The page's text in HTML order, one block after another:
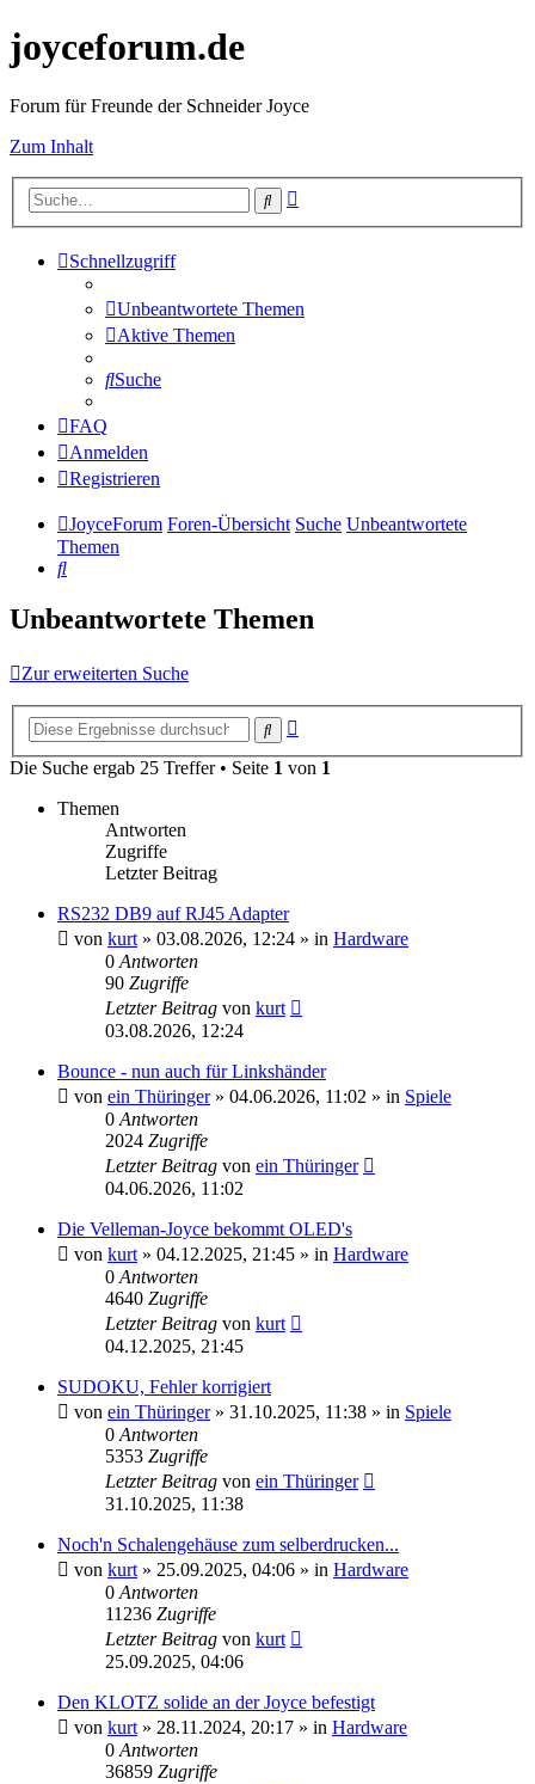
joyceforum.de
Forum für Freunde der Schneider Joyce
Zum Inhalt
Suche
Schnellzugriff
Unbeantwortete Themen
Aktive Themen
Suche
FAQ
Anmelden
Registrieren
JoyceForum Foren-Übersicht Suche Unbeantwortete
Themen
Suche
Unbeantwortete Themen
Zur erweiterten Suche
Suche
Die Suche ergab 25 Treffer • Seite 1 von 1
Themen
Antworten
Zugriffe
Letzter Beitrag
RS232 DB9 auf RJ45 Adapter
von kurt » 03.08.2026, 12:24 » in Hardware
0 Antworten
90 Zugriffe
Letzter Beitrag von kurt
03.08.2026, 12:24
Bounce - nun auch für Linkshänder
von ein Thüringer» 04.06.2026, 11:02 » in Spiele
0 Antworten
2024 Zugriffe
Letzter Beitrag von ein Thüringer
04.06.2026, 11:02
Die Velleman-Joyce bekommt OLED's
von kurt » 04.12.2025, 21:45 » in Hardware
0 Antworten
4640 Zugriffe
Letzter Beitrag von kurt
04.12.2025, 21:45
SUDOKU, Fehler korrigiert
von ein Thüringer» 31.10.2025, 11:38 » in Spiele
0 Antworten
5353 Zugriffe
Letzter Beitrag von ein Thüringer
31.10.2025, 11:38
Noch'n Schalengehäuse zum selberdrucken...
von kurt » 25.09.2025, 04:06 » in Hardware
0 Antworten
11236 Zugriffe
Letzter Beitrag von kurt
25.09.2025, 04:06
Den KLOTZ solide an der Joyce befestigt
von kurt » 28.11.2024, 20:17 » in Hardware
0 Antworten
36859 Zugriffe